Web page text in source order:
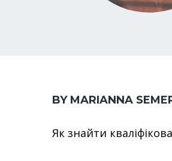
BY MARIANNA
Як знайти